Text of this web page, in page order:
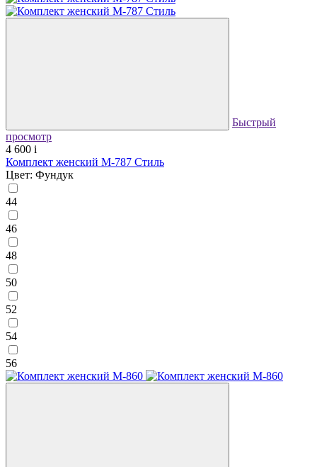
Быстрый
просмотр
4 600 i
Комплект женский М-787 Стиль
Цвет: Фундук
44
46
48
50
52
54
56